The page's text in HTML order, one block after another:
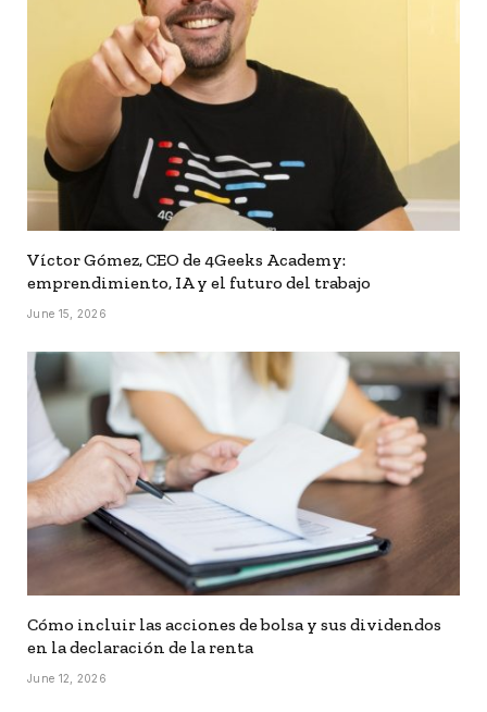
Víctor Gómez, CEO de 4Geeks Academy:
emprendimiento, IA y el futuro del trabajo
June 15, 2026
Cómo incluir las acciones de bolsa y sus dividendos
en la declaración de la renta
June 12, 2026